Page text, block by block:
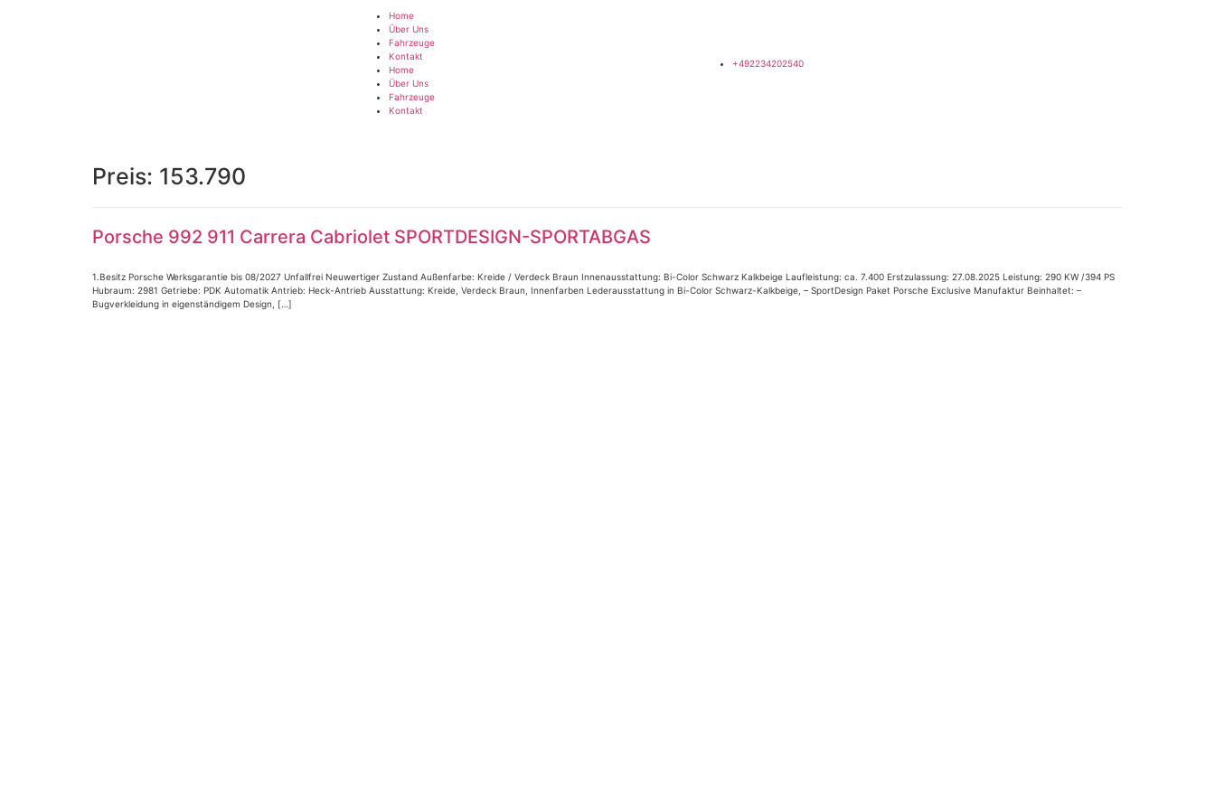
Home
Über Uns
Fahrzeuge
Kontakt
Home
Über Uns
Fahrzeuge
Kontakt
+492234202540
Preis: 153.790
Porsche 992 911 Carrera Cabriolet SPORTDESIGN-SPORTABGAS
1.Besitz Porsche Werksgarantie bis 08/2027 Unfallfrei Neuwertiger Zustand Außenfarbe: Kreide / Verdeck Braun Innenausstattung: Bi-Color Schwarz Kalkbeige Laufleistung: ca. 7.400 Erstzulassung: 27.08.2025 Leistung: 290 KW /394 PS
Hubraum: 2981 Getriebe: PDK Automatik Antrieb: Heck-Antrieb Ausstattung: Kreide, Verdeck Braun, Innenfarben Lederausstattung in Bi-Color Schwarz-Kalkbeige, – SportDesign Paket Porsche Exclusive Manufaktur Beinhaltet: –
Bugverkleidung in eigenständigem Design, […]